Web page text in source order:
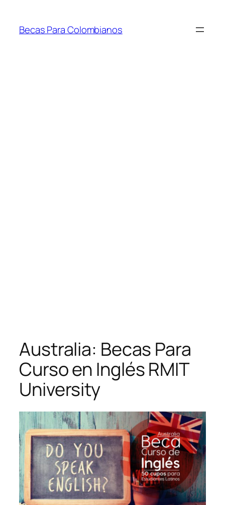
contenido
Becas Para Colombianos
Australia: Becas Para
Curso en Inglés RMIT
University